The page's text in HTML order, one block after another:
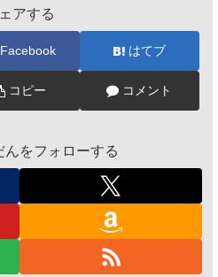
アする
Facebook はてブ
コピー コメント
んをフォローする